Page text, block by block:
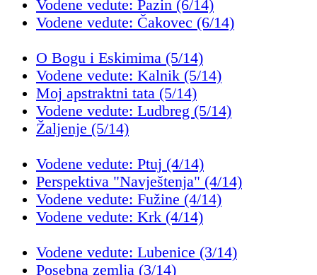
Vodene vedute: Pazin (6/14)
Vodene vedute: Čakovec (6/14)
O Bogu i Eskimima (5/14)
Vodene vedute: Kalnik (5/14)
Moj apstraktni tata (5/14)
Vodene vedute: Ludbreg (5/14)
Žaljenje (5/14)
Vodene vedute: Ptuj (4/14)
Perspektiva "Navještenja" (4/14)
Vodene vedute: Fužine (4/14)
Vodene vedute: Krk (4/14)
Vodene vedute: Lubenice (3/14)
Posebna zemlja (3/14)